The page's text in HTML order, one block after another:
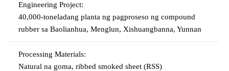
Engineering Project:
40,000-toneladang planta ng pagproseso ng compound
rubber sa Baolianhua, Menglun, Xishuangbanna, Yunnan
Processing Materials:
Natural na goma, ribbed smoked sheet (RSS)